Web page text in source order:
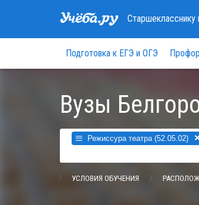
Старшекласснику
Подготовка к ЕГЭ и ОГЭ
Вузы
Режиссура театра (52.05.02)
УСЛОВИЯ ОБУЧЕНИЯ